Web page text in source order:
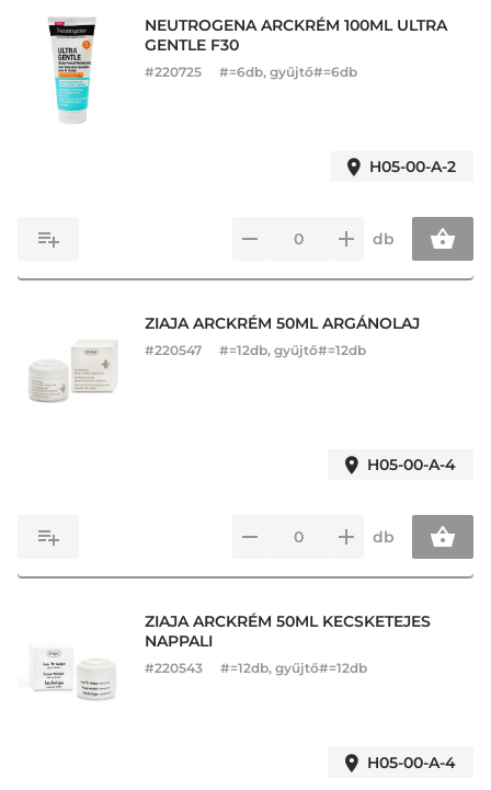
NEUTROGENA ARCKRÉM 100ML ULTRA
GENTLE F30
#220725 #=6db, gyűjtő#=6db
H05-00-A-2
db
ZIAJA ARCKRÉM 50ML ARGÁNOLAJ
#220547 #=12db, gyűjtő#=12db
H05-00-A-4
db
ZIAJA ARCKRÉM 50ML KECSKETEJES
NAPPALI
#220543 #=12db, gyűjtő#=12db
H05-00-A-4